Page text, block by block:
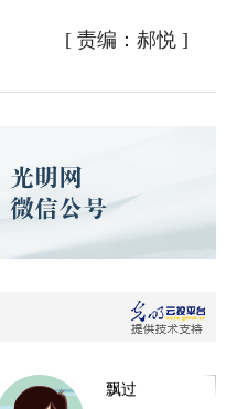
[ 责编：郝悦 ]
飘过